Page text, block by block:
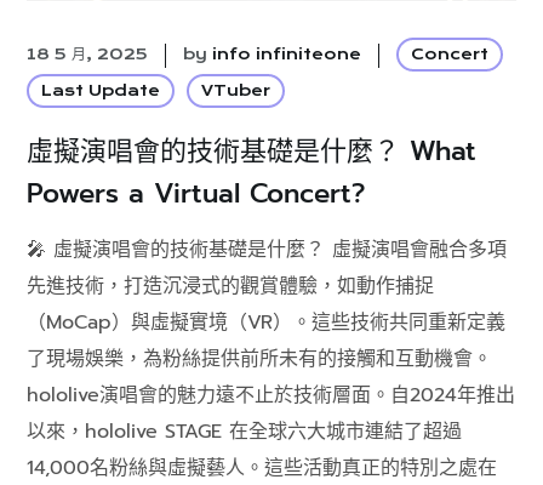
18 5 月, 2025 by info infiniteone
Concert
Last Update
VTuber
虛擬演唱會的技術基礎是什麼？ What
Powers a Virtual Concert?
🎤 虛擬演唱會的技術基礎是什麼？ 虛擬演唱會融合多項
先進技術，打造沉浸式的觀賞體驗，如​動作捕捉
（MoCap）與虛擬實境（VR）​。這些技術共同重新定義
了現場娛樂，為粉絲提供前所未有的接觸和互動機會。
hololive演唱會的魅力遠不止於技術層面。自2024年推出
以來，hololive STAGE 在全球六大城市連結了超過
14,000名粉絲與虛擬藝人。這些活動真正的特別之處在